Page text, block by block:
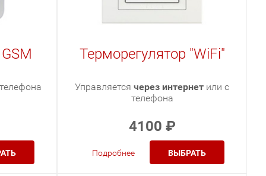
Терморегулятор "WiFi"
Управляется через интернет или с
телефона
4100 ₽
Подробнее ВЫБРАТЬ